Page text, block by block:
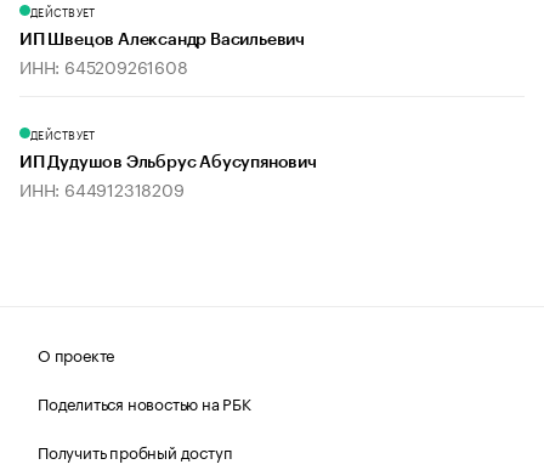
ДЕЙСТВУЕТ
ИП Швецов Александр Васильевич
ИНН: 645209261608
ДЕЙСТВУЕТ
ИП Дудушов Эльбрус Абусупянович
ИНН: 644912318209
О проекте
Поделиться новостью на РБК
Получить пробный доступ